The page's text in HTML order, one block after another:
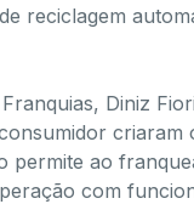
reciclagem
Diniz
criaram
permite ao
com